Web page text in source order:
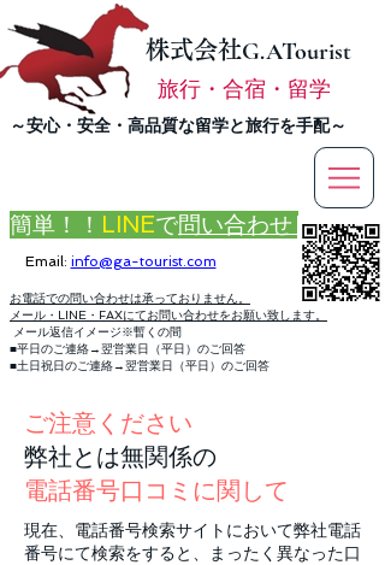
株式会社G.ATourist
旅行・合宿・留学
​～安心・安全・高品質な留学と旅行を手配～
Email: info@ga-tourist.com
簡単！！ LINEで問い合わせ
お電話での問い合わせは承っておりません。
メール・LINE・FAXにてお問い合わせをお願い致します。
メール返信イメージ※暫くの間
■平日のご連絡→翌営業日（平日）のご回答
■土日祝日のご連絡→翌営業日（平日）のご回答
ご注意ください
弊社とは無関係の
​電話番号口コミに関して
現在、電話番号検索サイトにおいて弊社電話
番号にて検索をすると、まったく異なった口